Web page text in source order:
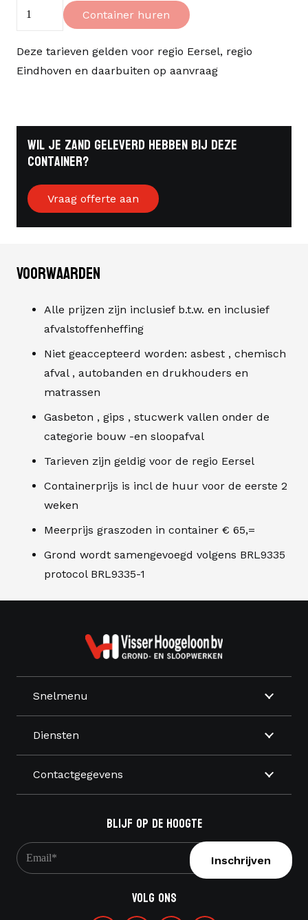
Container
aantal
Container huren
Deze tarieven gelden voor regio Eersel, regio
Eindhoven en daarbuiten op aanvraag
Wil je zand geleverd hebben bij deze
container?
Vraag offerte aan
Voorwaarden
Alle prijzen zijn inclusief b.t.w. en inclusief
afvalstoffenheffing
Niet geaccepteerd worden: asbest , chemisch
afval , autobanden en drukhouders en
matrassen
Gasbeton , gips , stucwerk vallen onder de
categorie bouw -en sloopafval
Tarieven zijn geldig voor de regio Eersel
Containerprijs is incl de huur voor de eerste 2
weken
Meerprijs graszoden in container € 65,=
Grond wordt samengevoegd volgens BRL9335
protocol BRL9335-1
Snelmenu
Diensten
Contactgegevens
Blijf op de hoogte
E-
mailadres
Volg ons